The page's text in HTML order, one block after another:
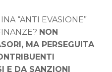
“ANTI EVASIONE”
NON
MA PERSEGUITA
E DA SANZIONI